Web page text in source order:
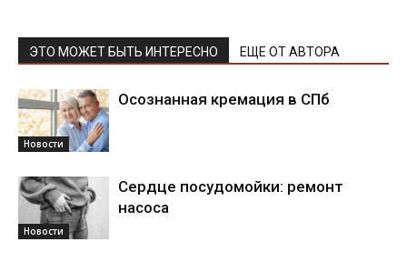
ЭТО МОЖЕТ БЫТЬ ИНТЕРЕСНО ЕЩЕ ОТ АВТОРА
Новости
Осознанная кремация в СПб
Новости
Сердце посудомойки: ремонт
насоса